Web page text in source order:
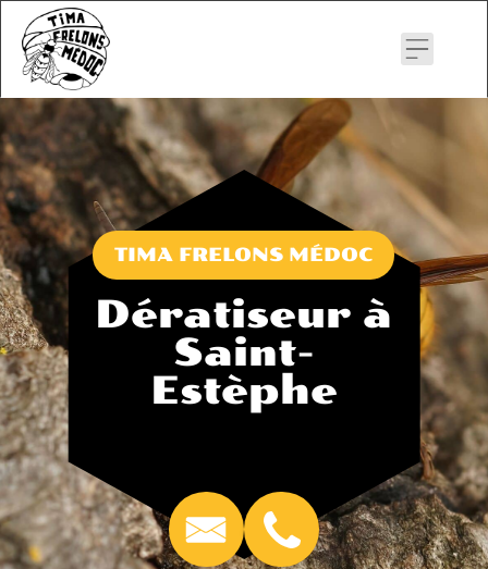
content
TIMA FRELONS MÉDOC
Dératiseur à
Saint-
Estèphe